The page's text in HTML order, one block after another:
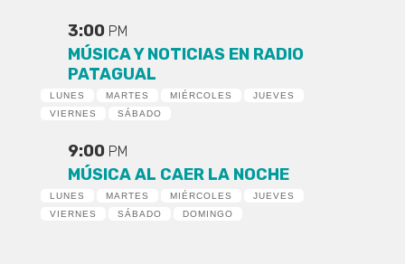
3:00 PM
MÚSICA Y NOTICIAS EN RADIO
PATAGUAL
LUNES MARTES MIÉRCOLES
JUEVES
VIERNES
SÁBADO
9:00 PM
MÚSICA AL CAER LA NOCHE
LUNES MARTES MIÉRCOLES
JUEVES
VIERNES
SÁBADO DOMINGO